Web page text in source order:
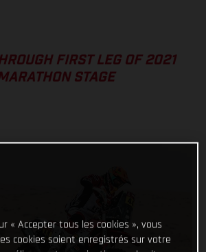
FIRST LEG OF 2021
STAGE
« Accepter tous les cookies », vous
cookies soient enregistrés sur votre